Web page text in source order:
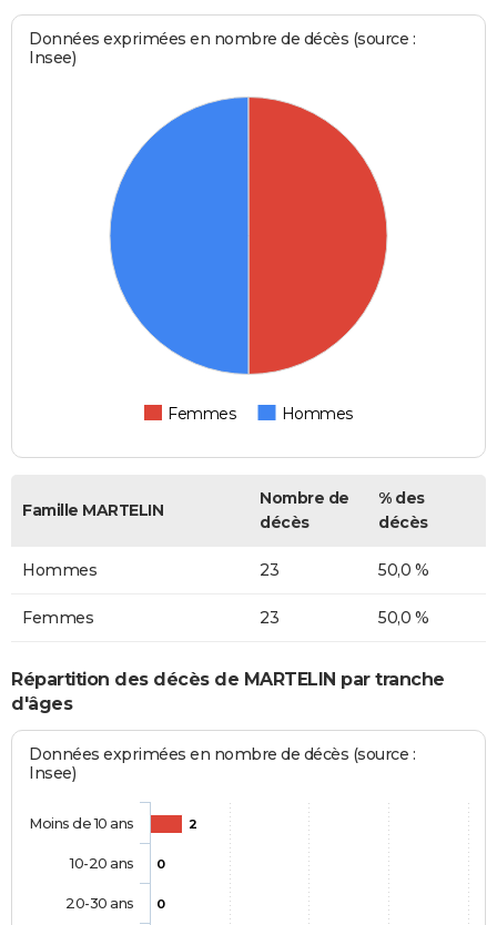
Données exprimées en nombre de décès (source :
Insee)
Femmes Hommes
Famille MARTELIN
Nombre de
décès
% des
décès
Hommes 23 50,0 %
Femmes 23 50,0 %
Répartition des décès de MARTELIN par tranche
d'âges
Données exprimées en nombre de décès (source :
Insee)
2
0
0
Moins de 10 ans
10-20 ans
20-30 ans